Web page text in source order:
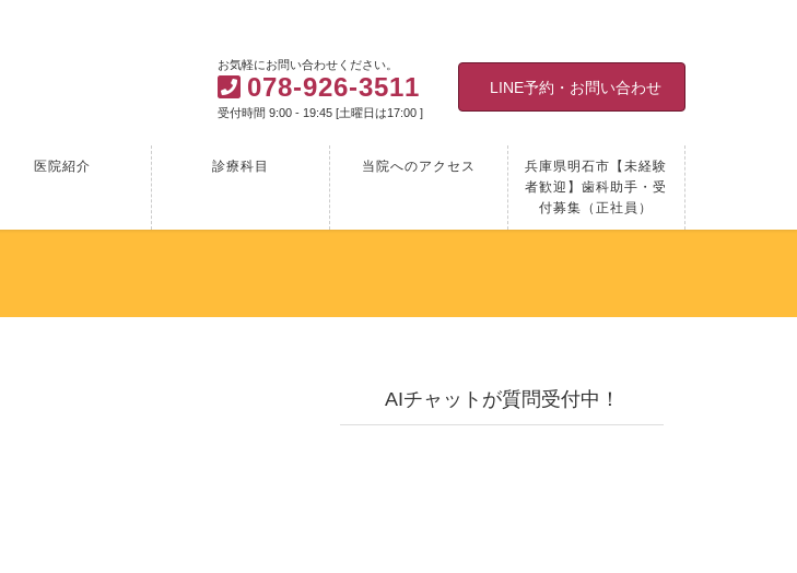
お気軽にお問い合わせください。
078-926-3511
受付時間 9:00 - 19:45 [土曜日は17:00 ]
LINE予約・お問い合わせ
医院紹介 診療科目 当院へのアクセス
兵庫県明石市【未経験
者歓迎】歯科助手・受
付募集（正社員）
AIチャットが質問受付中！